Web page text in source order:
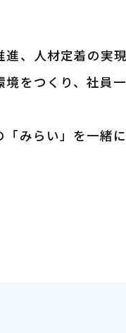
進、人材定着の実
をつくり、社員
みらい」を一緒